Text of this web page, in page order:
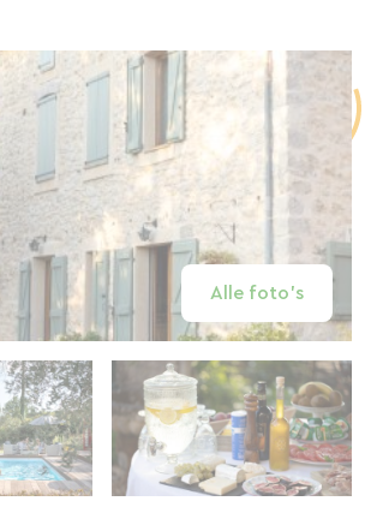
Alle foto's